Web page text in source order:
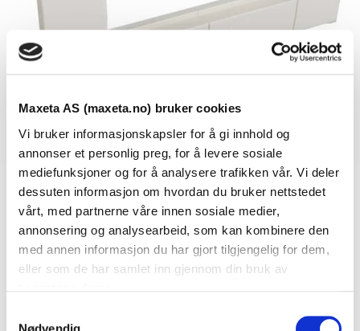
Maxeta AS (maxeta.no) bruker cookies
Vi bruker informasjonskapsler for å gi innhold og
annonser et personlig preg, for å levere sosiale
mediefunksjoner og for å analysere trafikken vår. Vi deler
dessuten informasjon om hvordan du bruker nettstedet
vårt, med partnerne våre innen sosiale medier,
annonsering og analysearbeid, som kan kombinere den
med annen informasjon du har gjort tilgjengelig for dem,
eller som de har samlet inn gjennom din bruk av
Se dokumenter
Dokumenter